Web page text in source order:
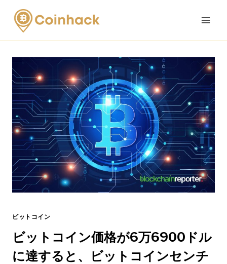
Skip
content
ビットコイン
ビットコイン価格が6万6900ドル
に達すると、ビットコインセンチ